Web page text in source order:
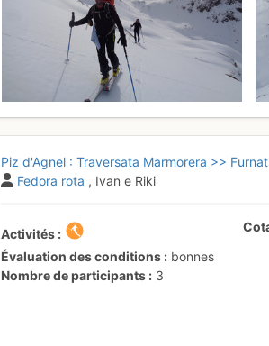
Piz d'Agnel : Traversata Marmorera >>
Fedora rota , Ivan e Riki
Activités
Évaluation des conditions
bonnes
Nombre de participants
3